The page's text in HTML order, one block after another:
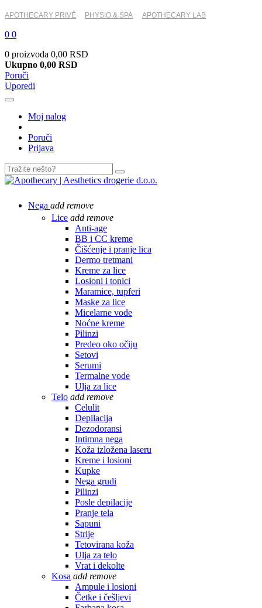
APOTHECARY PRIVÉ PHYSIO & SPA APOTHECARY LAB
0 0
0 proizvoda 0,00 RSD
Ukupno 0,00 RSD
Poruči
Uporedi
Moj nalog
Poruči
Prijava
Nega add remove
Lice add remove
Anti-age
BB i CC kreme
Čišćenje i pranje lica
Dermo tretmani
Kreme za lice
Losioni i tonici
Maramice, tupferi
Maske za lice
Micelarne vode
Noćne kreme
Pilinzi
Predeo oko očiju
Setovi
Serumi
Termalne vode
Ulja za lice
Telo add remove
Celulit
Depilacija
Dezodoransi
Intimna nega
Koža izložena laseru
Kreme i losioni
Kupke
Nega grudi
Pilinzi
Posle depilacije
Pranje tela
Sapuni
Strije
Tetovirana koža
Ulja za telo
Vrat i dekolte
Kosa add remove
Ampule i losioni
Četke i češljevi